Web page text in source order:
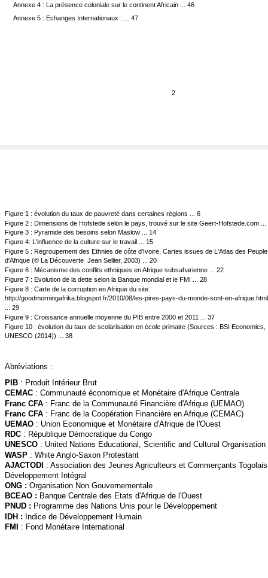
2
Annexe 4 : La présence coloniale sur le continent Africain ... 46
Annexe 5 : Echanges Internationaux : ... 47
Figure 1 : évolution du taux de pauvreté dans certaines régions ... 6
Figure 2 : Dimensions de Hofstede selon le pays, trouvé sur le site Geert-Hofstede.com ...
Figure 3 : Pyramide des besoins selon Maslow ... 14
Figure 4: L'influence de la culture sur le travail ... 15
Figure 5 : Regroupement des Ethnies de côte d'Ivoire, Cartes issues de L'Atlas des
d'Afrique (© La Découverte ­ Jean Sellier, 2003) ... 20
Figure 6 : Mécanisme des conflits ethniques en Afrique subsaharienne ... 22
Figure 7 : Evolution de la dette selon la Banque mondial et le FMI ... 28
Figure 8 : Carte de la corruption en Afrique du site
http://goodmorningafrika.blogspot.fr/2010/08/les-pires-pays-du-monde-sont-en-afrique.html
... 29
Figure 9 : Croissance annuelle moyenne du PIB entre 2000 et 2011 ... 37
Figure 10 : évolution du taux de scolarisation en école primaire (Sources : BSI Economics,
UNESCO (2014)) ... 38
Abréviations :
PIB: Produit Intérieur Brut
CEMAC : Communauté économique et Monétaire d'Afrique Centrale
Franc CFA: Franc de la Communauté Financière d'Afrique (UEMAO)
Franc CFA: Franc de la Coopération Financière en Afrique (CEMAC)
UEMAO: Union Economique et Monétaire d'Afrique de l'Ouest
RDC: République Démocratique du Congo
UNESCO : United Nations Educational, Scientific and Cultural Organisation
WASP : White Anglo-Saxon Protestant
AJACTODI : Association des Jeunes Agriculteurs et Commerçants
Développement Intégral
ONG : Organisation Non Gouvernementale
BCEAO : Banque Centrale des Etats d'Afrique de l'Ouest
PNUD : Programme des Nations Unis pour le Développement
IDH : Indice de Développement Humain
FMI
: Fond Monétaire International